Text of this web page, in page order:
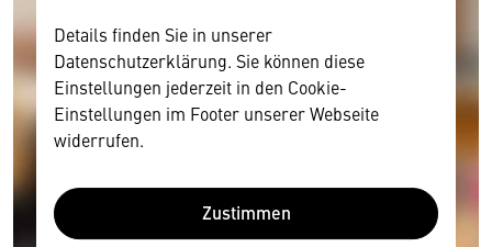
Details finden Sie in unserer
Datenschutzerklärung. Sie können diese
Einstellungen jederzeit in den Cookie-
Einstellungen im Footer unserer Webseite
widerrufen.
Zustimmen